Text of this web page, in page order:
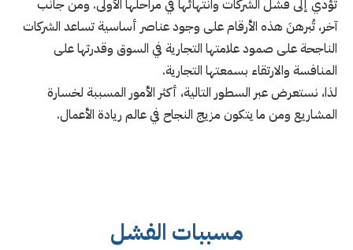
تؤدي إلى فشل الشركات وانتهائها في مراحلها الأولى. ومن جانب
آخر، تُبرهنَ هذه الأرقام على وجود عناصر أساسية تساعد الشركات
الناجحة على صمود علامتها التجارية في السوق وقدرتها على
المنافسة والارتقاء بسمعتها التجارية.
لذا، نستعرض عبر السطور التالية، أكثر الأمور المسببة لخسارة
المشاريع ومن ما يتكون مزيج النجاح في عالم ريادة الأعمال.
مسببات الفشل